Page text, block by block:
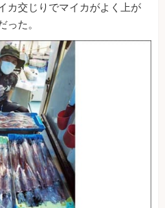
カ交じりでマイカがよく上が
った。